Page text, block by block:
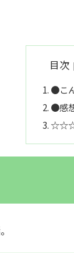
目次
●こ
●感